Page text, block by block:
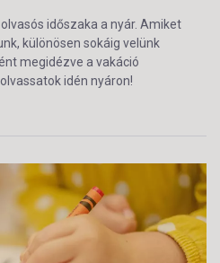
időszaka a nyár. Amiket
különösen sokáig velünk
megidézve a vakáció
idén nyáron!